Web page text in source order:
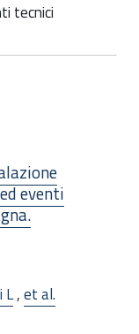
tecnici
eventi
L,et al.